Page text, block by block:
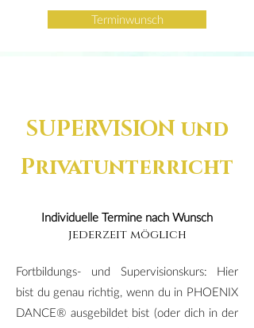
Terminwunsch
SUPERVISION und
Privatunterricht
Individuelle Termine nach Wunsch
jederzeit möglich
Fortbildungs- und Supervisionskurs: Hier
bist du genau richtig, wenn du in PHOENIX
DANCE® ausgebildet bist (oder dich in der